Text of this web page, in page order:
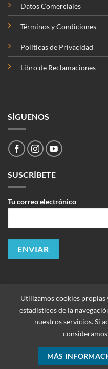
Datos Comerciales
Términos y Condiciones
Políticas de Privacidad
Libro de Reclamaciones
SÍGUENOS
SUSCRÍBETE
Tu correo electrónico
Copyright 2026 ©Improtek
Utilizamos cookies
estadísticos de la
nuestros servicios. Si
MÁS